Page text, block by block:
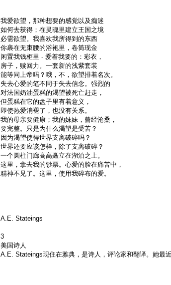
我爱欲望，那种想要的感觉以及痴迷
如何去获得；在灵魂里建立王国之境
必需欲望。我喜欢我所得到的东西
你裹在无束腰的浴袍里，卷筒现金
闲置我钱柜里 - 爱着我要的：彩衣，
房子，赎回力。一套新的浅紫套装
能等同上帝吗？哦，不，欲望排着名次。
失去心爱的笔不同于失去信念。强烈的
对法国奶油蛋糕的渴望被死亡赶走，
但蛋糕在它的盘子里有着意义，
即使热爱消褪了，也没有关系。
我的母亲要健康；我的妹妹，曾经沧桑，
要完整。只是为什么渴望是受苦？
因为渴望使得世界支离破碎吗？
世界还要应该怎样，除了支离破碎？
一个圆柱门廊高高矗立在湖泊之上。
这里，拿去我的钞票。心爱的脸在痛苦中，
精神不见了。这里，使用我碎布的爱。
A.E. Stateings
3
美国诗人
A.E. Stateings现住在雅典，是诗人，评论家和翻译。她最